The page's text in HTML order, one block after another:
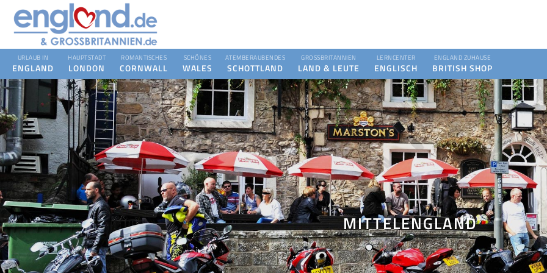
URLAUB IN
ENGLAND
HAUPTSTADT
LONDON
ROMANTISCHES
CORNWALL
SCHÖNES
WALES
ATEMBERAUBENDES
SCHOTTLAND
GROSSBRITANNIEN
LAND & LEUTE
LERNCENTER
ENGLISCH
ENGLAND ZUHAUSE
BRITISH SHOP
MITTELENGLAND